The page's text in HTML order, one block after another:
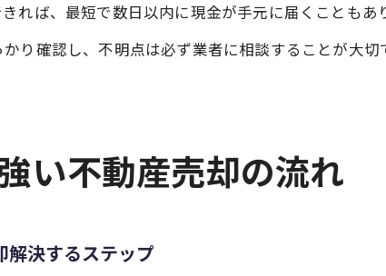
れば、最短で数日以内に現金が手元に届くこともあ
り確認し、不明点は必ず業者に相談することが大
強い不動産売却の流れ
解決するステップ